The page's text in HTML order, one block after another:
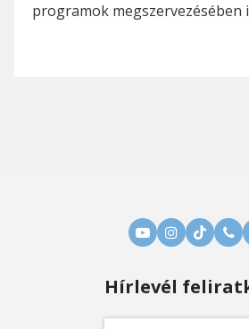
programok megszervezésében
Hírlevél